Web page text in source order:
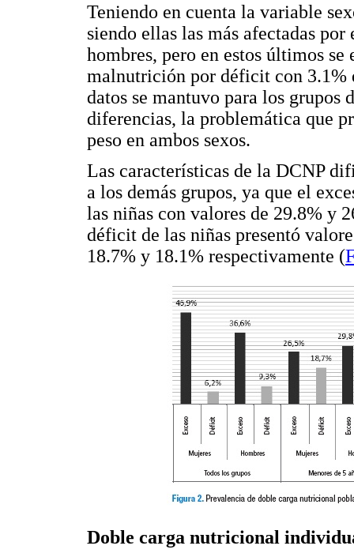
Teniendo en cuenta la variable
siendo ellas las más afectadas
hombres, pero en estos últimos
malnutrición por déficit con 3.1%
datos se mantuvo para los grupos
diferencias, la problemática que
peso en ambos sexos.
Las características de la DCNP
a los demás grupos, ya que el
las niñas con valores de 29.8% y
déficit de las niñas presentó
18.7% y 18.1% respectivamente (
Doble carga nutricional